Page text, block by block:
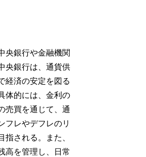
央銀行や金融機関
央銀行は、通貨供
経済の安定を図る
体的には、金利の
売買を通じて、通
フレやデフレのリ
指される。また、
高を管理し、日常